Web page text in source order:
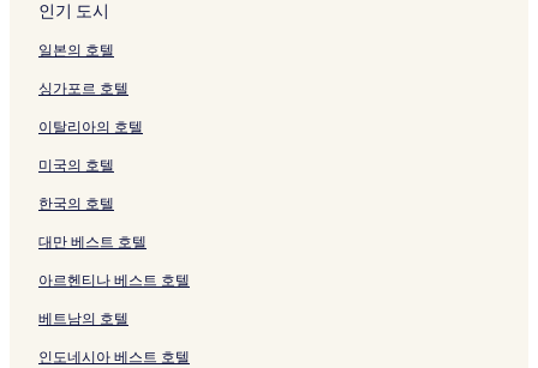
인기 도시
일본의 호텔
싱가포르 호텔
이탈리아의 호텔
미국의 호텔
한국의 호텔
대만 베스트 호텔
아르헨티나 베스트 호텔
베트남의 호텔
인도네시아 베스트 호텔